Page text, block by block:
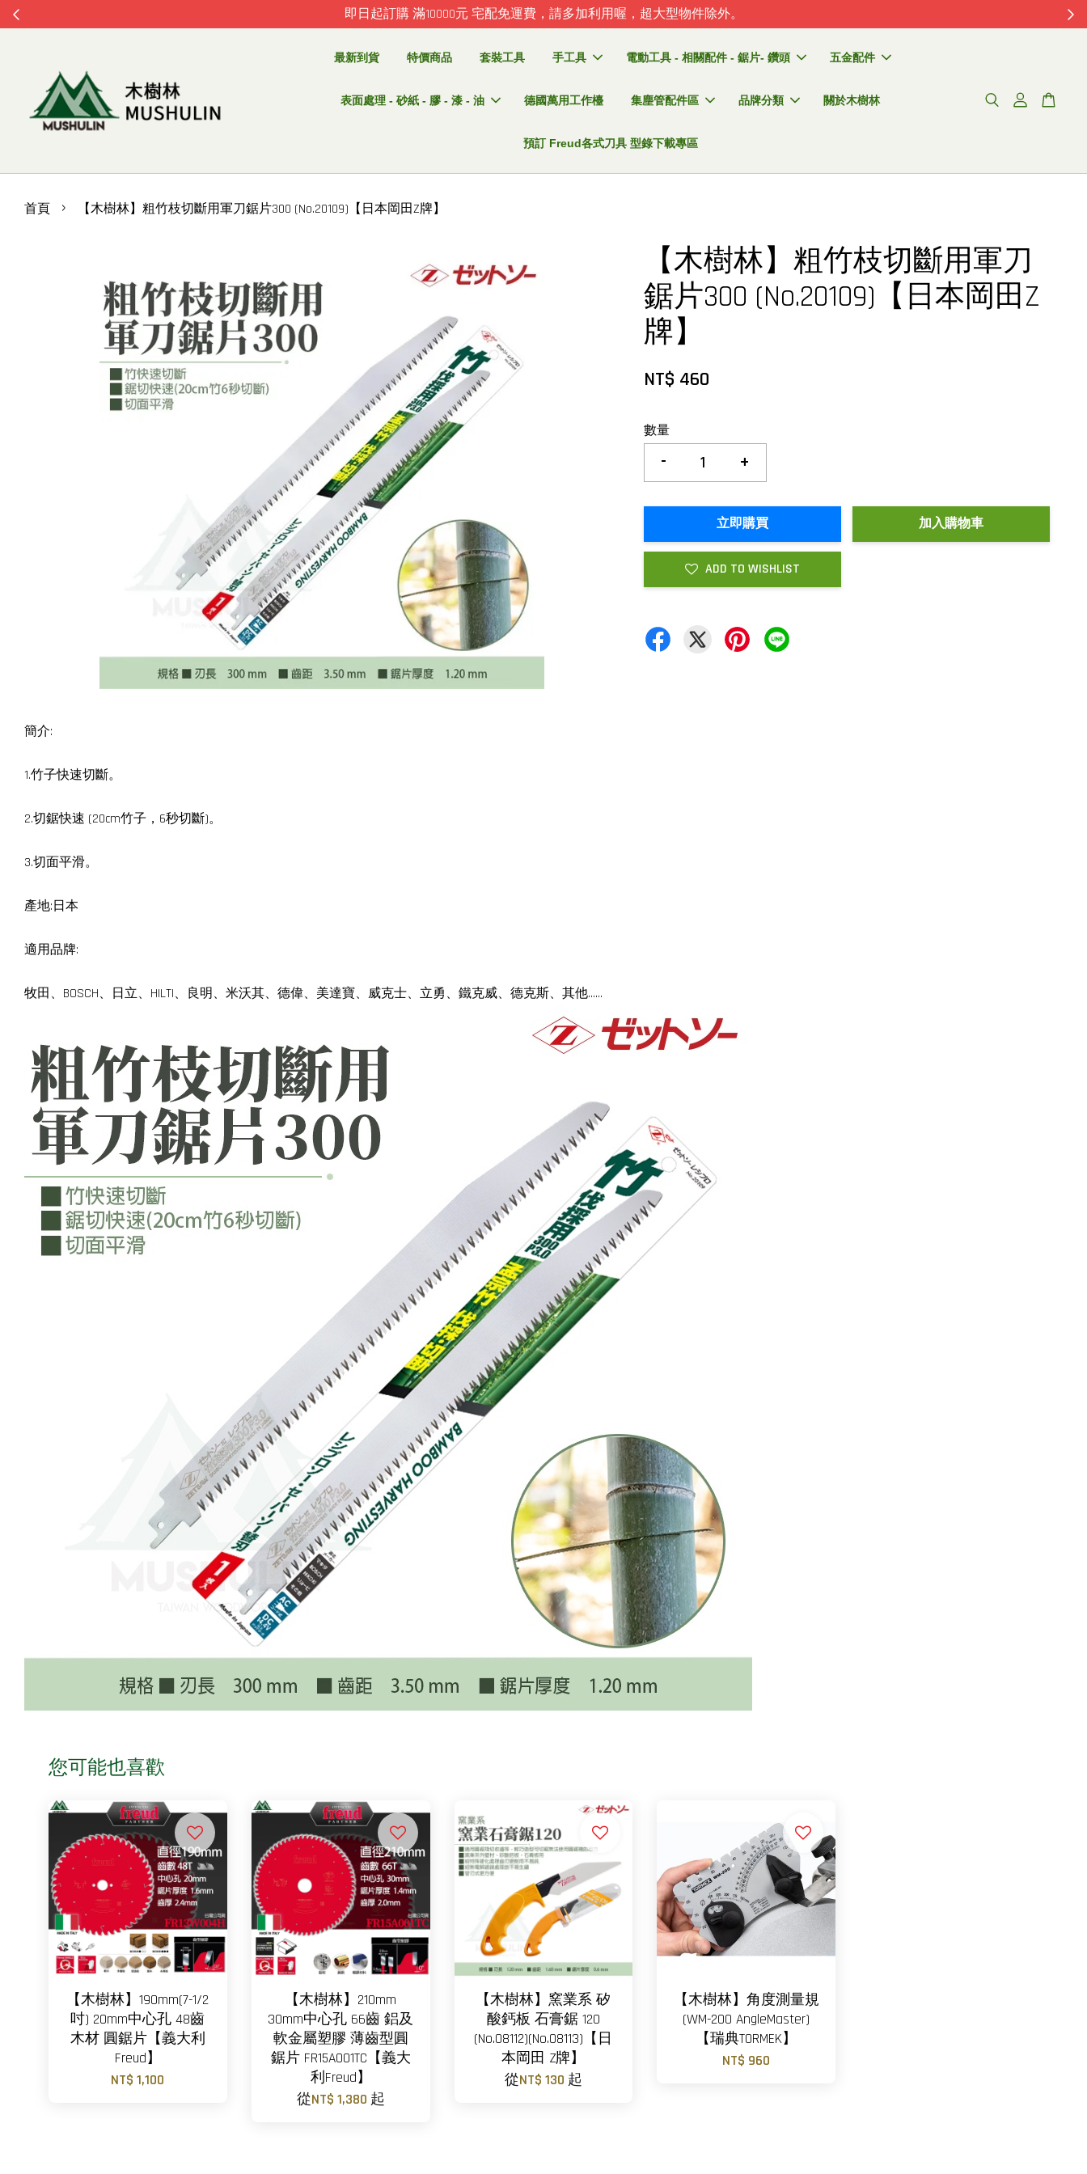
即日起訂購 滿10000元 宅配免運費，請多加利用喔，超大型物件除外。
最新到貨 特價商品 套裝工具 手工具 電動工具 - 相關配件 - 鋸片- 鑽頭 五金配件
表面處理 - 砂紙 - 膠 - 漆 - 油 德國萬用工作檯 集塵管配件區 品牌分類 關於木樹林
預訂 Freud各式刀具 型錄下載專區
首頁 › 【木樹林】粗竹枝切斷用軍刀鋸片300 (No.20109)【日本岡田Z牌】
【木樹林】粗竹枝切斷用軍刀
鋸片300 (No.20109)【日本岡田Z
牌】
NT$ 460
數量
- +
立即購買 加入購物車
ADD TO WISHLIST
簡介:
1.竹子快速切斷。
2.切鋸快速 (20cm竹子，6秒切斷)。
3.切面平滑。
產地:日本
適用品牌:
牧田、BOSCH、日立、HILTI、良明、米沃其、德偉、美達寶、威克士、立勇、鐵克威、德克斯、其他……
您可能也喜歡
【木樹林】190mm(7-1/2
吋) 20mm中心孔 48齒
木材 圓鋸片【義大利
Freud】
NT$ 1,100
【木樹林】210mm
30mm中心孔 66齒 鋁及
軟金屬塑膠 薄齒型圓
鋸片 FR15A001TC【義大
利Freud】
從NT$ 1,380 起
【木樹林】窯業系 矽
酸鈣板 石膏鋸 120
(No.08112)(No.08113)【日
本岡田 Z牌】
從NT$ 130 起
【木樹林】角度測量規
(WM-200 AngleMaster)
【瑞典TORMEK】
NT$ 960